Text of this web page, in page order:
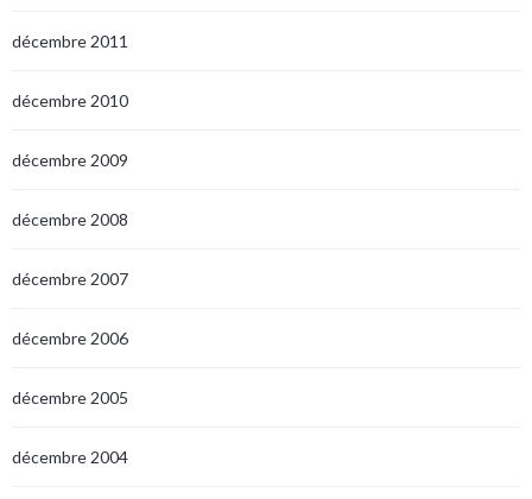
décembre 2011
décembre 2010
décembre 2009
décembre 2008
décembre 2007
décembre 2006
décembre 2005
décembre 2004